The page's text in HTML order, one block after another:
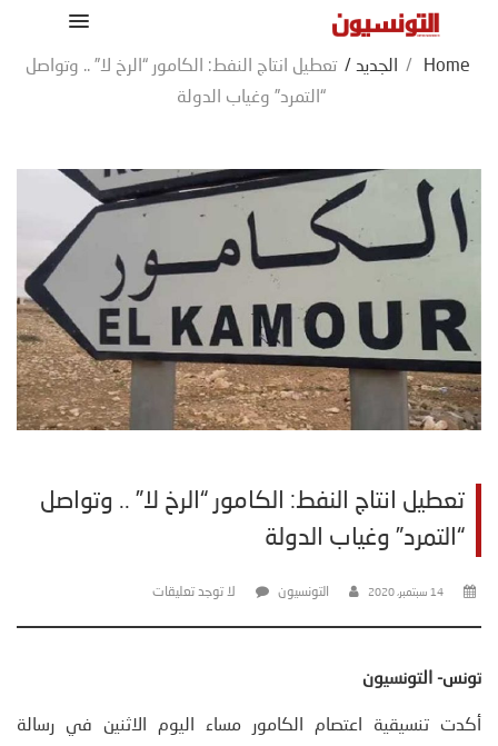
Home
/ الجديد / تعطيل انتاج النفط: الكامور “الرخ لا” .. وتواصل
“التمرد” وغياب الدولة
تعطيل انتاج النفط: الكامور “الرخ لا” .. وتواصل
“التمرد” وغياب الدولة
14 سبتمبر، 2020 التونسيون لا توجد تعليقات
تونس- التونسيون
أكدت تنسيقية اعتصام الكامور مساء اليوم الاثنين في رسالة